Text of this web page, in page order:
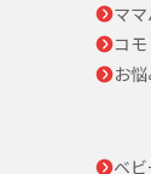
マ
コ
お
ベ